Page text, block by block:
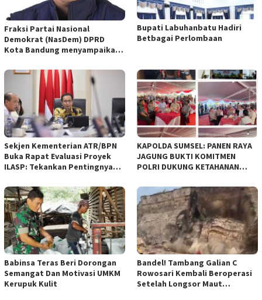
Fraksi Partai Nasional
Demokrat (NasDem) DPRD
Kota Bandung menyampaikan
empat Rancangan Peraturan
Daerah (Raperda) yang
diajukan Pemerintah Kota
Bandung
Bupati Labuhanbatu Hadiri
Betbagai Perlombaan
Sekjen Kementerian ATR/BPN
Buka Rapat Evaluasi Proyek
ILASP: Tekankan Pentingnya
Anggaran
KAPOLDA SUMSEL: PANEN RAYA
JAGUNG BUKTI KOMITMEN
POLRI DUKUNG KETAHANAN
Babinsa Teras Beri Dorongan
Semangat Dan Motivasi UMKM
Kerupuk Kulit
Bandel! Tambang Galian C
Rowosari Kembali Beroperasi
Setelah Longsor Maut